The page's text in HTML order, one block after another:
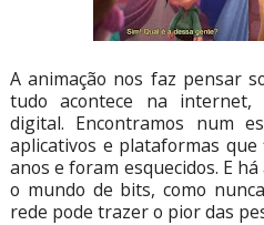
A animação nos faz pensar
tudo acontece na internet,
digital. Encontramos num
aplicativos e plataformas
anos e foram esquecidos. E
o mundo de bits, como
rede pode trazer o pior das